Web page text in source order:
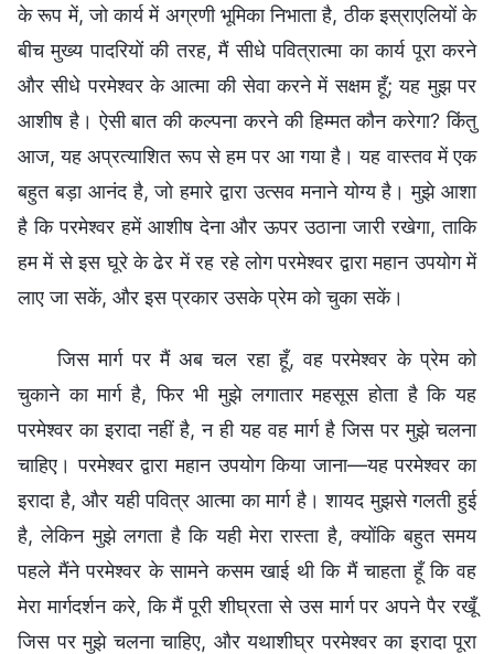
के रूप में, जो कार्य में अग्रणी भूमिका निभाता है, ठीक इस्राएलियों के
बीच मुख्य पादरियों की तरह, मैं सीधे पवित्रात्मा का कार्य पूरा करने
और सीधे परमेश्वर के आत्मा की सेवा करने में सक्षम हूँ; यह मुझ पर
आशीष है। ऐसी बात की कल्पना करने की हिम्मत कौन करेगा? किंतु
आज, यह अप्रत्याशित रूप से हम पर आ गया है। यह वास्तव में एक
बहुत बड़ा आनंद है, जो हमारे द्वारा उत्सव मनाने योग्य है। मुझे आशा
है कि परमेश्वर हमें आशीष देना और ऊपर उठाना जारी रखेगा, ताकि
हम में से इस घूरे के ढेर में रह रहे लोग परमेश्वर द्वारा महान उपयोग में
लाए जा सकें, और इस प्रकार उसके प्रेम को चुका सकें।
जिस मार्ग पर मैं अब चल रहा हूँ, वह परमेश्वर के प्रेम को
चुकाने का मार्ग है, फिर भी मुझे लगातार महसूस होता है कि यह
परमेश्वर का इरादा नहीं है, न ही यह वह मार्ग है जिस पर मुझे चलना
चाहिए। परमेश्वर द्वारा महान उपयोग किया जाना—यह परमेश्वर का
इरादा है, और यही पवित्र आत्मा का मार्ग है। शायद मुझसे गलती हुई
है, लेकिन मुझे लगता है कि यही मेरा रास्ता है, क्योंकि बहुत समय
पहले मैंने परमेश्वर के सामने कसम खाई थी कि मैं चाहता हूँ कि वह
मेरा मार्गदर्शन करे, कि मैं पूरी शीघ्रता से उस मार्ग पर अपने पैर रखूँ
जिस पर मुझे चलना चाहिए, और यथाशीघ्र परमेश्वर का इरादा पूरा